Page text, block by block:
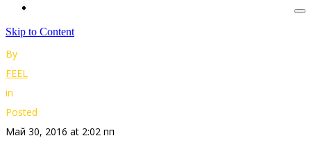
Skip to Content
By
FEEL
in
Posted
Май 30, 2016 at 2:02 пп